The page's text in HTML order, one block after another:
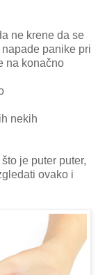
ne krene da se
panike pri
na konačno
nekih
je puter puter,
ovako i